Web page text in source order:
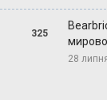
325
28